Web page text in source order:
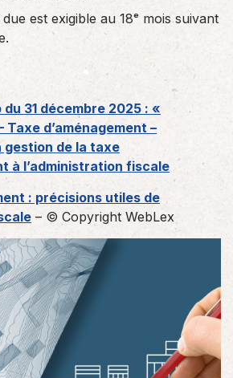
est exigible au 18ᵉ mois suivant
31 décembre 2025 : «
Taxe d’aménagement –
de la taxe
à l’administration fiscale
: précisions utiles de
– © Copyright WebLex